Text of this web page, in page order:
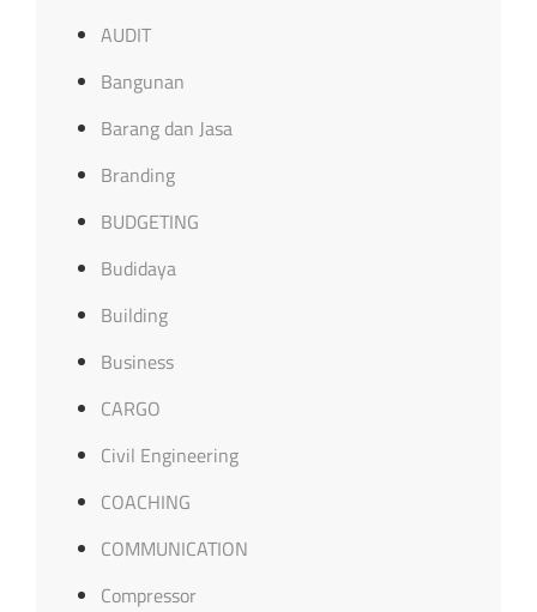
AUDIT
Bangunan
Barang dan Jasa
Branding
BUDGETING
Budidaya
Building
Business
CARGO
Civil Engineering
COACHING
COMMUNICATION
Compressor